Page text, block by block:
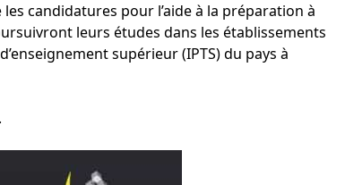
candidatures pour l’aide à la préparation à
leurs études dans les établissements
supérieur (IPTS) du pays à